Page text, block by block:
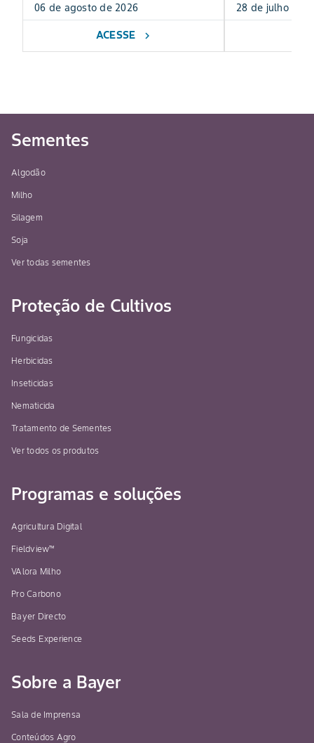
06 de agosto de 2026
ACESSE chevron_right
28 de julho de
Sementes
Algodão
Milho
Silagem
Soja
Ver todas sementes
Proteção de Cultivos
Fungicidas
Herbicidas
Inseticidas
Nematicida
Tratamento de Sementes
Ver todos os produtos
Programas e soluções
Agricultura Digital
Fieldview™
VAlora Milho
Pro Carbono
Bayer Directo
Seeds Experience
Sobre a Bayer
Sala de Imprensa
Conteúdos Agro